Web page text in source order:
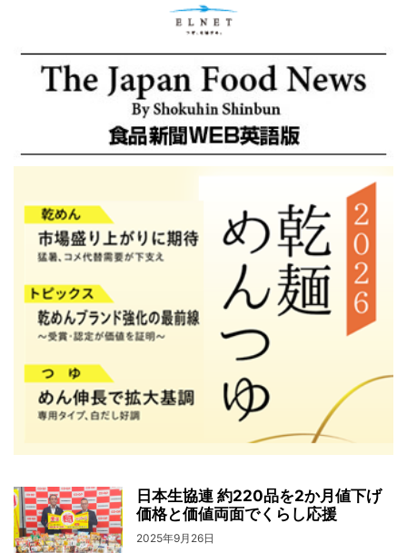
日本生協連 約220品を2か月値下げ
価格と価値両面でくらし応援
2025年9月26日